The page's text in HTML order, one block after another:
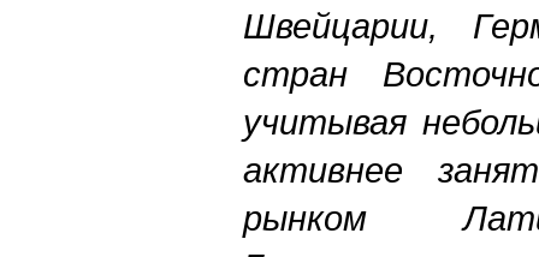
Швейцарии,
стран
учитывая
активнее
рынком